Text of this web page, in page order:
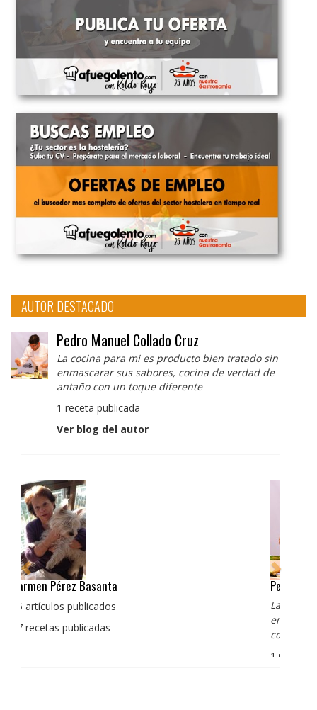
AUTOR DESTACADO
Pedro Manuel Collado Cruz
La cocina para mi es producto bien tratado sin
enmascarar sus sabores, cocina de verdad de
antaño con un toque diferente
1 receta publicada
Ver blog del autor
Pedro Manuel Collado Cruz
La cocina para mi es producto bien tratado sin
enmascarar sus sabores, cocina de verdad de antaño
con un toque diferente